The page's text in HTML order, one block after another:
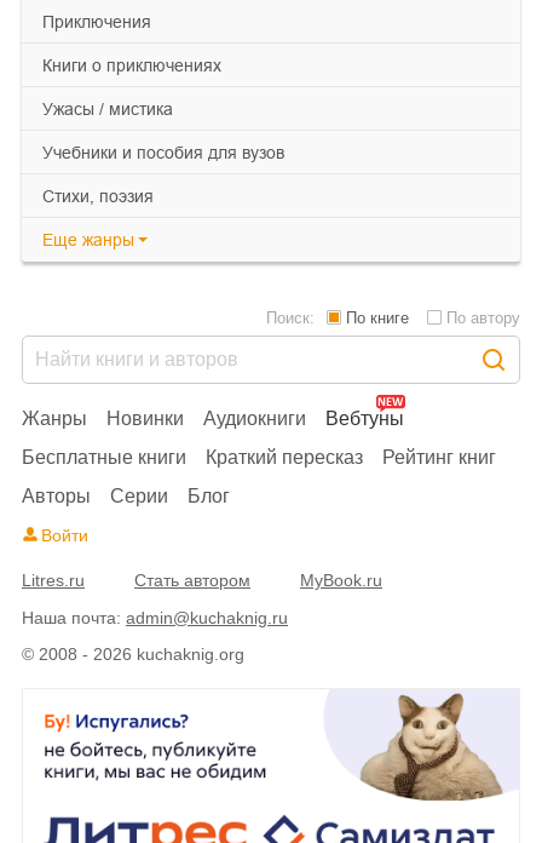
приключения
книги о приключениях
ужасы / мистика
учебники и пособия для вузов
cтихи, поэзия
Еще жанры
© 2008 - 2026 kuchaknig.org
Жанры Новинки Аудиокниги
Вебтуны
Бесплатные книги
Краткий пересказ
Рейтинг книг
Авторы
Серии Блог
Поиск: По книге По автору
Войти
Litres.ru Стать автором
MyBook.ru
Наша почта: admin@kuchaknig.ru